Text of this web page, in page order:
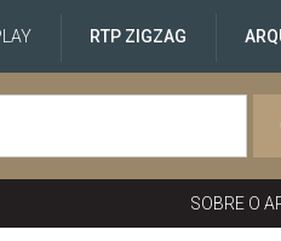
RTP ZIGZAG
SOBRE O